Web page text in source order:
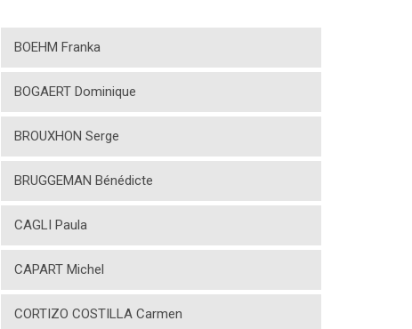
BOEHM Franka
BOGAERT Dominique
BROUXHON Serge
BRUGGEMAN Bénédicte
CAGLI Paula
CAPART Michel
CORTIZO COSTILLA Carmen